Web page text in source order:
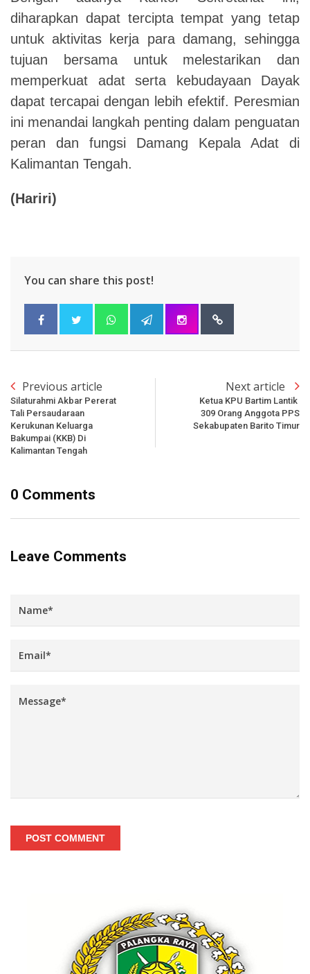
diharapkan dapat tercipta tempat yang tetap
untuk aktivitas kerja para damang, sehingga
tujuan bersama untuk melestarikan dan
memperkuat adat serta kebudayaan Dayak
dapat tercapai dengan lebih efektif. Peresmian
ini menandai langkah penting dalam penguatan
peran dan fungsi Damang Kepala Adat di
Kalimantan Tengah.
(Hariri)
You can share this post!
Previous article
Silaturahmi Akbar Pererat
Tali Persaudaraan
Kerukunan Keluarga
Bakumpai (KKB) Di
Kalimantan Tengah
Next article
Ketua KPU Bartim Lantik
309 Orang Anggota PPS
Sekabupaten Barito Timur
0 Comments
Leave Comments
POST COMMENT